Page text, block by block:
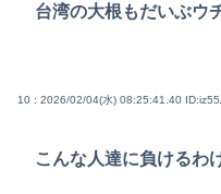
台湾の大根もだいぶウ
10 : 2026/02/04(水) 08:25:41.40
こんな人達に負けるわ